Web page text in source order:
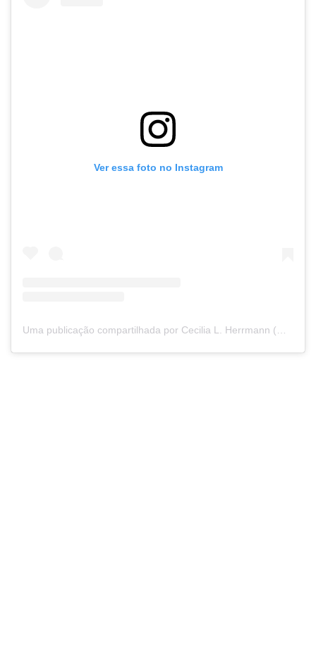
Ver essa foto no Instagram
Uma publicação compartilhada por Cecilia L. Herrmann (@ceci.atalaia)